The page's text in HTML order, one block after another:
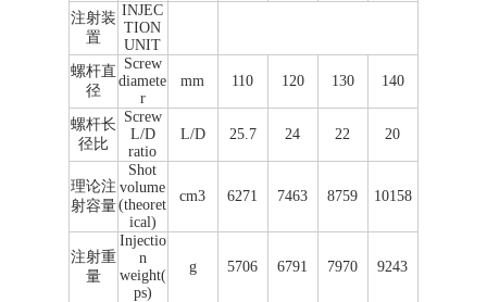
注射装
置
INJEC
TION
UNIT
螺杆直
径
Screw
diamete
r
mm 110 120 130 140
螺杆长
径比
Screw
L/D
ratio
L/D 25.7 24 22 20
理论注
射容量
Shot
volume
(theoret
ical)
cm3 6271 7463 8759 10158
注射重
量
Injectio
n
weight(
ps)
g 5706 6791 7970 9243